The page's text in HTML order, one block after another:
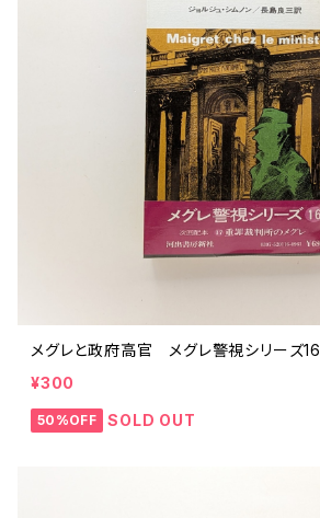
メグレと政府高官 メグレ警視シリーズ16
¥300
50%OFF SOLD OUT